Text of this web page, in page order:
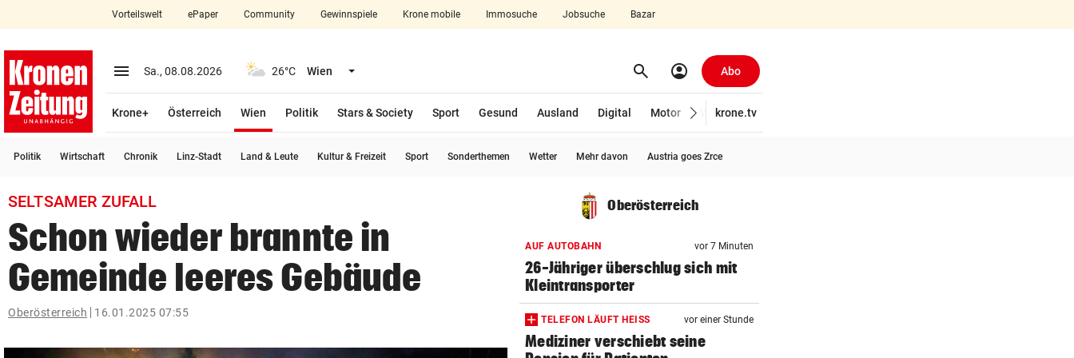
closeSchließen
account_circle Anmelden
arrow_right
search
Suchbegriff
eingeben
Vorteilswelt ePaper Community Gewinnspiele Krone mobile Immosuche Jobsuche Bazar
menu Menü aufklappen
Sa., 08.08.2026 26°C Wien Menü aufklappen search Suchen
account_circle Abo
Krone+ Österreich Wien
Politik
Stars & Society Sport Gesund Ausland Digital Motor Wirtschaft
krone.tv
Politik Wirtschaft Chronik Linz-Stadt Land & Leute Kultur & Freizeit Sport Sonderthemen Wetter Mehr davon Austria goes Zrce
SELTSAMER ZUFALL
Schon wieder brannte in
Gemeinde leeres Gebäude
Oberösterreich 16.01.2025 07:55
Oberösterreich
AUF AUTOBAHN vor 7 Minuten
26-Jähriger überschlug sich mit
Kleintransporter
TELEFON LÄUFT HEISS vor einer Stunde
Mediziner verschiebt seine